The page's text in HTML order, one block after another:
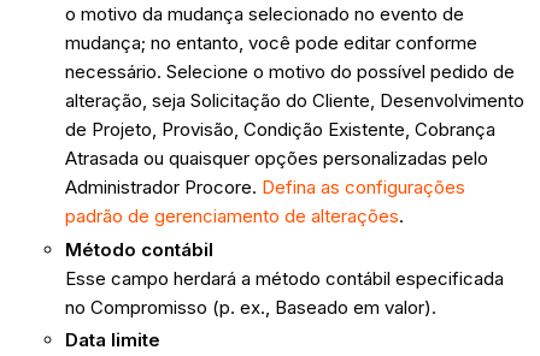
o motivo da mudança selecionado no evento de
mudança; no entanto, você pode editar conforme
necessário. Selecione o motivo do possível pedido de
alteração, seja Solicitação do Cliente, Desenvolvimento
de Projeto, Provisão, Condição Existente, Cobrança
Atrasada ou quaisquer opções personalizadas pelo
Administrador Procore. Defina as configurações
padrão de gerenciamento de alterações.
Método contábil
Esse campo herdará a método contábil especificada
no Compromisso (p. ex., Baseado em valor).
Data limite